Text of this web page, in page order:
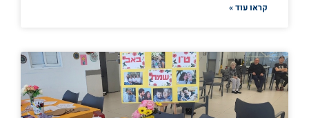
קראו עוד »